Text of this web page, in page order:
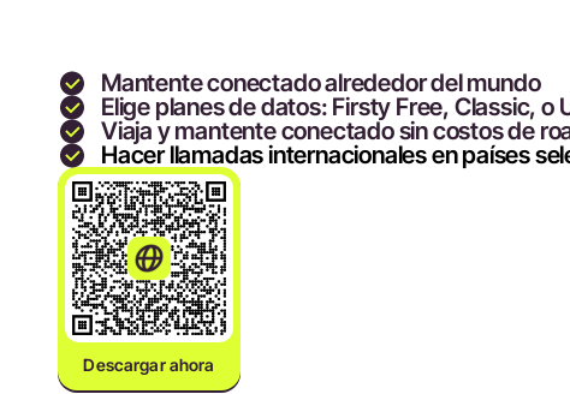
Mantente conectado alrededor del mundo
Elige planes de datos: Firsty Free, Classic, o
Viaja y mantente conectado sin costos de
Hacer llamadas internacionales en países
Descargar ahora